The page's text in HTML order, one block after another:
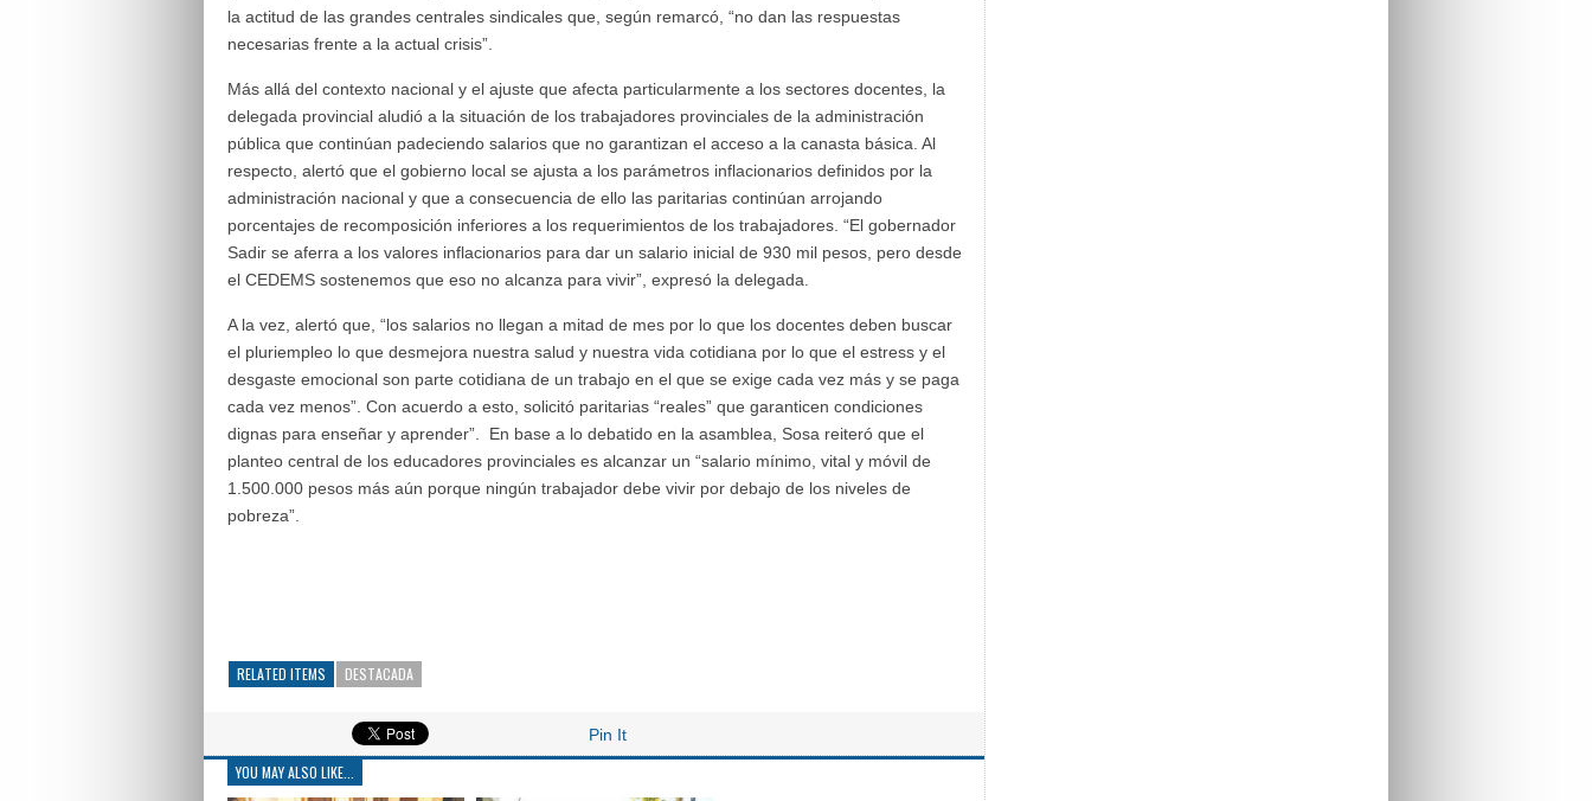
la actitud de las grandes centrales sindicales que, según remarcó, “no dan las respuestas
necesarias frente a la actual crisis”.
Más allá del contexto nacional y el ajuste que afecta particularmente a los sectores docentes, la
delegada provincial aludió a la situación de los trabajadores provinciales de la administración
pública que continúan padeciendo salarios que no garantizan el acceso a la canasta básica. Al
respecto, alertó que el gobierno local se ajusta a los parámetros inflacionarios definidos por la
administración nacional y que a consecuencia de ello las paritarias continúan arrojando
porcentajes de recomposición inferiores a los requerimientos de los trabajadores. “El gobernador
Sadir se aferra a los valores inflacionarios para dar un salario inicial de 930 mil pesos, pero desde
el CEDEMS sostenemos que eso no alcanza para vivir”, expresó la delegada.
A la vez, alertó que, “los salarios no llegan a mitad de mes por lo que los docentes deben buscar
el pluriempleo lo que desmejora nuestra salud y nuestra vida cotidiana por lo que el estress y el
desgaste emocional son parte cotidiana de un trabajo en el que se exige cada vez más y se paga
cada vez menos”. Con acuerdo a esto, solicitó paritarias “reales” que garanticen condiciones
dignas para enseñar y aprender”. En base a lo debatido en la asamblea, Sosa reiteró que el
planteo central de los educadores provinciales es alcanzar un “salario mínimo, vital y móvil de
1.500.000 pesos más aún porque ningún trabajador debe vivir por debajo de los niveles de
pobreza”.
RELATED ITEMS DESTACADA
Pin It
YOU MAY ALSO LIKE...